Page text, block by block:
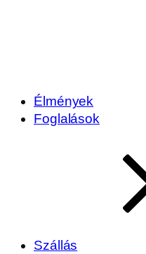
Élmények
Foglalások
Szállás